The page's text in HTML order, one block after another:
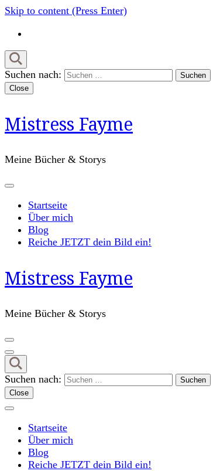
Skip to content (Press Enter)
Suchen nach:
Close
Mistress Fayme
Meine Bücher & Storys
Startseite
Über mich
Blog
Reiche JETZT dein Bild ein!
Mistress Fayme
Meine Bücher & Storys
Suchen nach:
Close
Startseite
Über mich
Blog
Reiche JETZT dein Bild ein!